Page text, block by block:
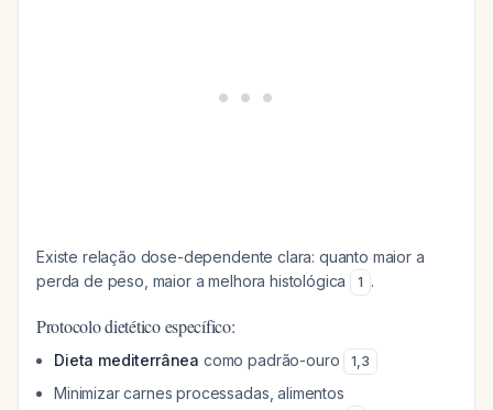
Existe relação dose-dependente clara: quanto maior a
perda de peso, maior a melhora histológica
1 .
Protocolo dietético específico:
Dieta mediterrânea como padrão-ouro 1,3
Minimizar carnes processadas, alimentos